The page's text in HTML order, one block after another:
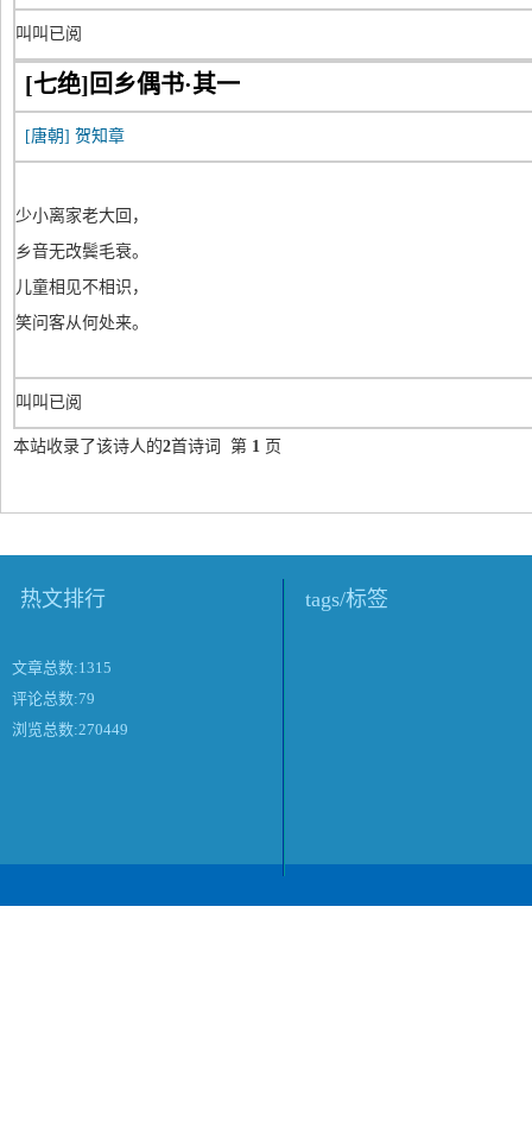
叫叫已阅
[七绝]回乡偶书·其一
[唐朝] 贺知章
少小离家老大回，
乡音无改鬓毛衰。
儿童相见不相识，
笑问客从何处来。
叫叫已阅
本站收录了该诗人的2首诗词 第 1 页
热文排行
文章总数:1315
评论总数:79
浏览总数:270449
tags/标签